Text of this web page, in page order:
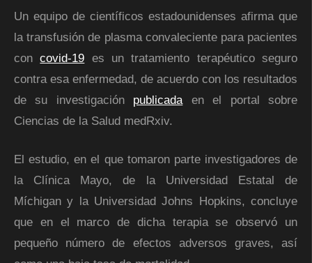
Un equipo de científicos estadounidenses afirma que
la transfusión de plasma convaleciente para pacientes
concovid-19 es un tratamiento terapéutico seguro
contra esa enfermedad, de acuerdo con los resultados
de su investigación publicadaen el portal sobre
Ciencias de la Salud medRxiv.
El estudio, en el que tomaron parte investigadores de
la Clínica Mayo, de la Universidad Estatal de
Míchigan y la Universidad Johns Hopkins, concluye
que en el marco de dicha terapia se observó un
pequeño número de efectos adversos graves, así